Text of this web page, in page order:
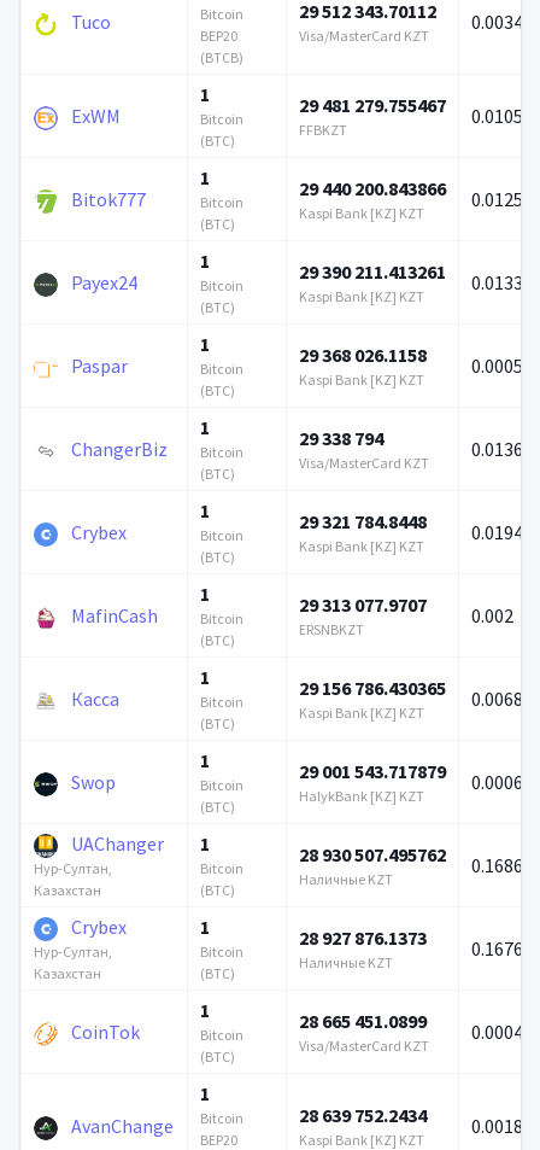
Tuco
Bitcoin
BEP20
(BTCB)
29 512 343.70112
Visa/MasterCard KZT
0.0034
ExWM
1
Bitcoin
(BTC)
29 481 279.755467
FFBKZT
Bitok777
1
Bitcoin
(BTC)
29 440 200.843866
Kaspi Bank [KZ] KZT
Payex24
1
Bitcoin
(BTC)
29 390 211.413261
Kaspi Bank [KZ] KZT
0.0133
Paspar
1
Bitcoin
(BTC)
29 368 026.1158
Kaspi Bank [KZ] KZT
0.0005
ChangerBiz
1
Bitcoin
(BTC)
29 338 794
Visa/MasterCard KZT
Crybex
1
Bitcoin
(BTC)
29 321 784.8448
Kaspi Bank [KZ] KZT
MafinCash
1
Bitcoin
(BTC)
29 313 077.9707
ERSNBKZT
0.002
Касса
1
Bitcoin
(BTC)
29 156 786.430365
Kaspi Bank [KZ] KZT
Swop
1
Bitcoin
(BTC)
29 001 543.717879
HalykBank [KZ] KZT
0.00069
UAChanger
Нур-Султан,
Казахстан
1
Bitcoin
(BTC)
28 930 507.495762
Наличные KZT
0.16862
Crybex
Нур-Султан,
Казахстан
1
Bitcoin
(BTC)
28 927 876.1373
Наличные KZT
CoinTok
1
Bitcoin
(BTC)
28 665 451.0899
Visa/MasterCard KZT
AvanChange
1
Bitcoin
BEP20
28 639 752.2434
Kaspi Bank [KZ] KZT
0.0018